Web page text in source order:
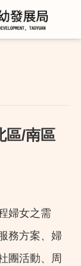
區/南區
婦女之需
務方案、婦
團活動、周